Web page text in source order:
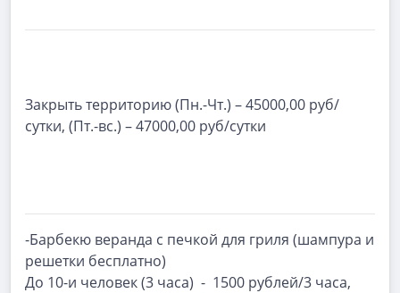
Закрыть территорию (Пн.-Чт.) – 45000,00 руб/
сутки, (Пт.-вс.) – 47000,00 руб/сутки
-Барбекю веранда с печкой для гриля (шампура и
решетки бесплатно)
До 10-и человек (3 часа) - 1500 рублей/3 часа,